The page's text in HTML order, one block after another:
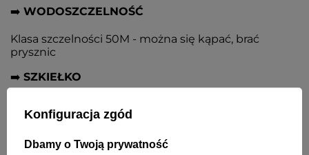
➡️ WODOSZCZELNOŚĆ
Klasa szczelności 50M - można się kąpać, brać
prysznic
➡️ SZKIEŁKO
zarysowania
KOPERTA
Konfiguracja zgód
Dbamy o Twoją prywatność